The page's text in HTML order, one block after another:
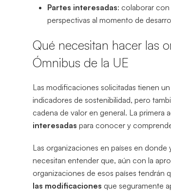
Partes interesadas: colaborar con
perspectivas al momento de
Qué necesitan hacer las
Ómnibus de la UE
Las modificaciones solicitadas tienen
indicadores de sostenibilidad, pero
cadena de valor en general. La primera
interesadas para conocer y
Las organizaciones en países en donde
necesitan entender que, aún con la
organizaciones de esos países tendrán
las modificaciones que seguramente